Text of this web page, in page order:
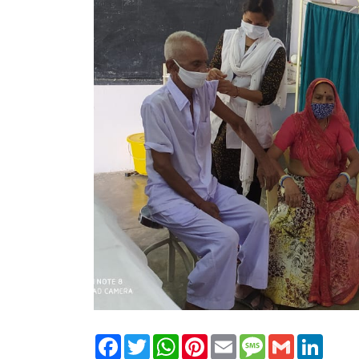
FacebookTwitterWhatsAppPinterest
Email Message
Gmail